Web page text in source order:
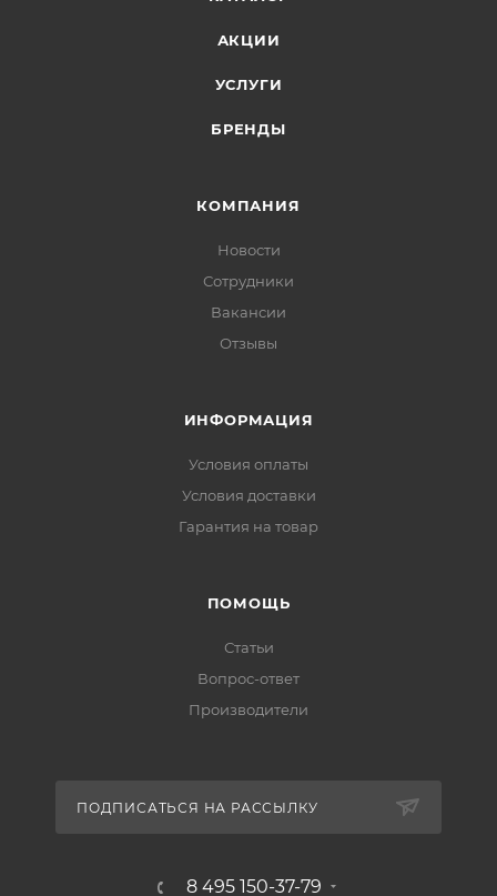
АКЦИИ
УСЛУГИ
БРЕНДЫ
КОМПАНИЯ
Новости
Сотрудники
Вакансии
Отзывы
ИНФОРМАЦИЯ
Условия оплаты
Условия доставки
Гарантия на товар
ПОМОЩЬ
Статьи
Вопрос-ответ
Производители
ПОДПИСАТЬСЯ НА РАССЫЛКУ
8 495 150-37-79